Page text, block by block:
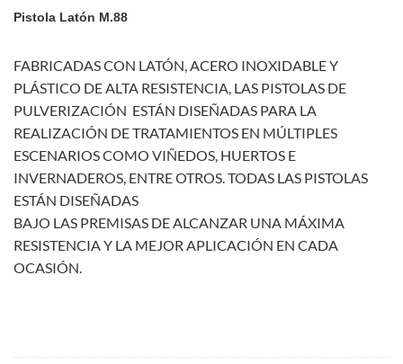
Pistola Latón M.88
FABRICADAS CON LATÓN, ACERO INOXIDABLE Y
PLÁSTICO DE ALTA RESISTENCIA, LAS PISTOLAS DE
PULVERIZACIÓN ESTÁN DISEÑADAS PARA LA
REALIZACIÓN DE TRATAMIENTOS EN MÚLTIPLES
ESCENARIOS COMO VIÑEDOS, HUERTOS E
INVERNADEROS, ENTRE OTROS. TODAS LAS PISTOLAS
ESTÁN DISEÑADAS
BAJO LAS PREMISAS DE ALCANZAR UNA MÁXIMA
RESISTENCIA Y LA MEJOR APLICACIÓN EN CADA
OCASIÓN.